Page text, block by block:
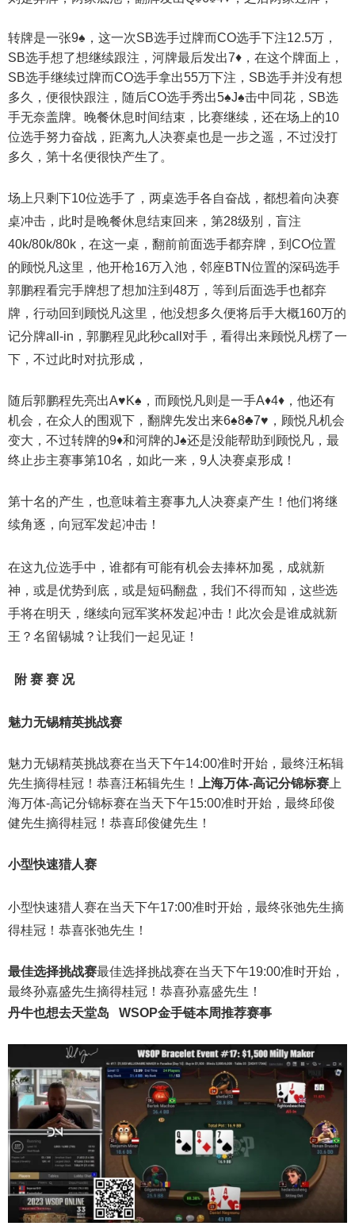
转牌是一张9♠️，这一次SB选手过牌而CO选手下注12.5万，
SB选手想了想继续跟注，河牌最后发出7♦️，在这个牌面上，
SB选手继续过牌而CO选手拿出55万下注，SB选手并没有想
多久，便很快跟注，随后CO选手秀出5♠️J♠️击中同花，SB选
手无奈盖牌。晚餐休息时间结束，比赛继续，还在场上的10
位选手努力奋战，距离九人决赛桌也是一步之遥，不过没打
多久，第十名便很快产生了。
场上只剩下10位选手了，两桌选手各自奋战，都想着向决赛
桌冲击，此时是晚餐休息结束回来，第28级别，盲注
40k/80k/80k，在这一桌，翻前前面选手都弃牌，到CO位置
的顾悦凡这里，他开枪16万入池，邻座BTN位置的深码选手
郭鹏程看完手牌想了想加注到48万，等到后面选手也都弃
牌，行动回到顾悦凡这里，他没想多久便将后手大概160万的
记分牌all-in，郭鹏程见此秒call对手，看得出来顾悦凡楞了一
下，不过此时对抗形成，
随后郭鹏程先亮出A♥️K♠️，而顾悦凡则是一手A♦️4♦️，他还有
机会，在众人的围观下，翻牌先发出来6♠️8♣️7♥️，顾悦凡机会
变大，不过转牌的9♦️和河牌的J♠️还是没能帮助到顾悦凡，最
终止步主赛事第10名，如此一来，9人决赛桌形成！
第十名的产生，也意味着主赛事九人决赛桌产生！他们将继
续角逐，向冠军发起冲击！
在这九位选手中，谁都有可能有机会去捧杯加冕，成就新
神，或是优势到底，或是短码翻盘，我们不得而知，这些选
手将在明天，继续向冠军奖杯发起冲击！此次会是谁成就新
王？名留锡城？让我们一起见证！
附 赛 赛 况
魅力无锡精英挑战赛
魅力无锡精英挑战赛在当天下午14:00准时开始，最终汪柘辑
先生摘得桂冠！恭喜汪柘辑先生！
上海万体-高记分锦标赛 上
海万体-高记分锦标赛在当天下午15:00准时开始，最终邱俊
健先生摘得桂冠！恭喜邱俊健先生！
小型快速猎人赛
小型快速猎人赛在当天下午17:00准时开始，最终张弛先生摘
得桂冠！恭喜张弛先生！
最佳选择挑战赛最佳选择挑战赛在当天下午19:00准时开始，
最终孙嘉盛先生摘得桂冠！恭喜孙嘉盛先生！
丹牛也想去天堂岛 WSOP金手链本周推荐赛事